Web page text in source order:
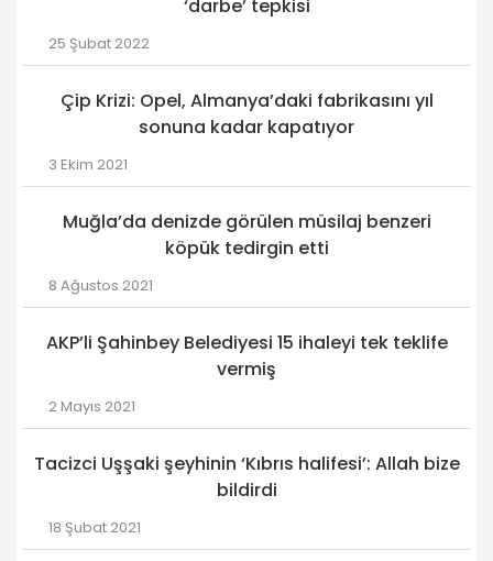
‘darbe’ tepkisi
25 Şubat 2022
Çip Krizi: Opel, Almanya’daki fabrikasını yıl
sonuna kadar kapatıyor
3 Ekim 2021
Muğla’da denizde görülen müsilaj benzeri
köpük tedirgin etti
8 Ağustos 2021
AKP’li Şahinbey Belediyesi 15 ihaleyi tek teklife
vermiş
2 Mayıs 2021
Tacizci Uşşaki şeyhinin ‘Kıbrıs halifesi’: Allah bize
bildirdi
18 Şubat 2021